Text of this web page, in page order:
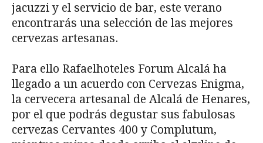
jacuzzi y el servicio de bar, este verano
encontrarás una selección de las mejores
cervezas artesanas.
Para ello Rafaelhoteles Forum Alcalá ha
llegado a un acuerdo con Cervezas Enigma,
la cervecera artesanal de Alcalá de Henares,
por el que podrás degustar sus fabulosas
cervezas Cervantes 400 y Complutum,